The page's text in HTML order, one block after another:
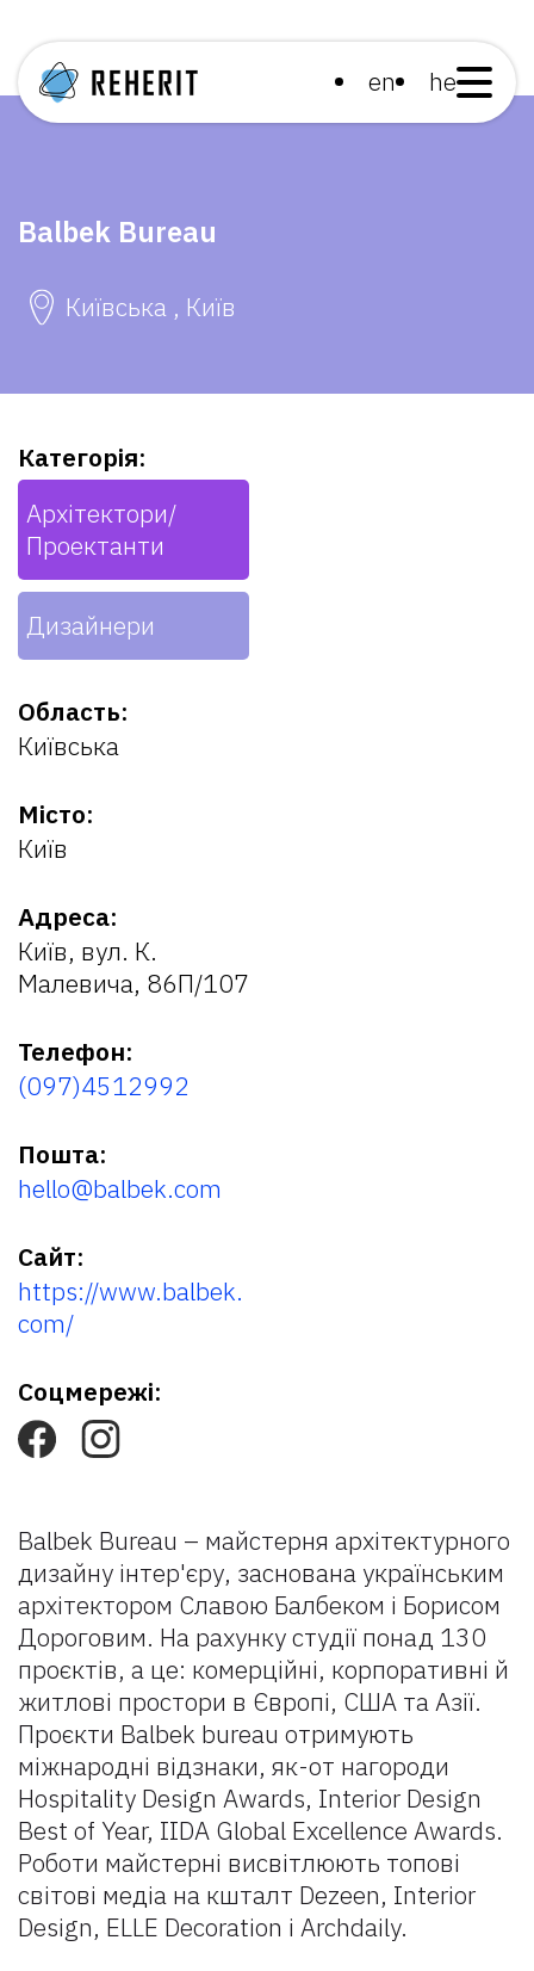
en he
Balbek Bureau
Київська , Київ
Balbek Bureau – майстерня архітектурного
дизайну інтер'єру, заснована українським
архітектором Славою Балбеком і Борисом
Дороговим. На рахунку студії понад 130
проєктів, а це: комерційні, корпоративні й
житлові простори в Європі, США та Азії.
Проєкти Balbek bureau отримують
міжнародні відзнаки, як-от нагороди
Hospitality Design Awards, Interior Design
Best of Year, IIDA Global Excellence Awards.
Роботи майстерні висвітлюють топові
світові медіа на кшталт Dezeen, Interior
Design, ELLE Decoration і Archdaily.
Категорія:
Архітектори/
Проектанти
Дизайнери
Область:
Київська
Місто:
Київ
Адреса:
Київ, вул. К.
Малевича, 86П/107
Телефон:
(097)4512992
Пошта:
hello@balbek.com
Сайт:
https://www.balbek.
com/
Соцмережі: